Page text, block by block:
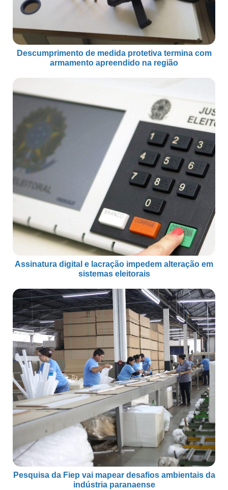
Descumprimento de medida protetiva termina com
armamento apreendido na região
Assinatura digital e lacração impedem alteração em
sistemas eleitorais
Pesquisa da Fiep vai mapear desafios ambientais da
indústria paranaense